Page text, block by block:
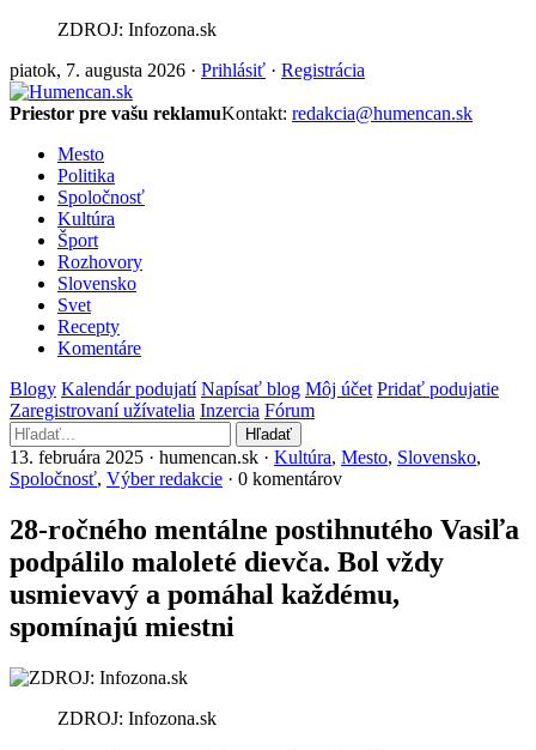
ZDROJ: Infozona.sk
piatok, 7. augusta 2026 · Prihlásiť · Registrácia
Priestor pre vašu reklamuKontakt: redakcia@humencan.sk
Mesto
Politika
Spoločnosť
Kultúra
Šport
Rozhovory
Slovensko
Svet
Recepty
Komentáre
Blogy Kalendár podujatí Napísať blog Môj účet Pridať podujatie
Zaregistrovaní užívatelia Inzercia Fórum
Hľadať
13. februára 2025 · humencan.sk · Kultúra, Mesto, Slovensko,
Spoločnosť, Výber redakcie · 0 komentárov
28-ročného mentálne postihnutého Vasiľa
podpálilo maloleté dievča. Bol vždy
usmievavý a pomáhal každému,
spomínajú miestni
ZDROJ: Infozona.sk